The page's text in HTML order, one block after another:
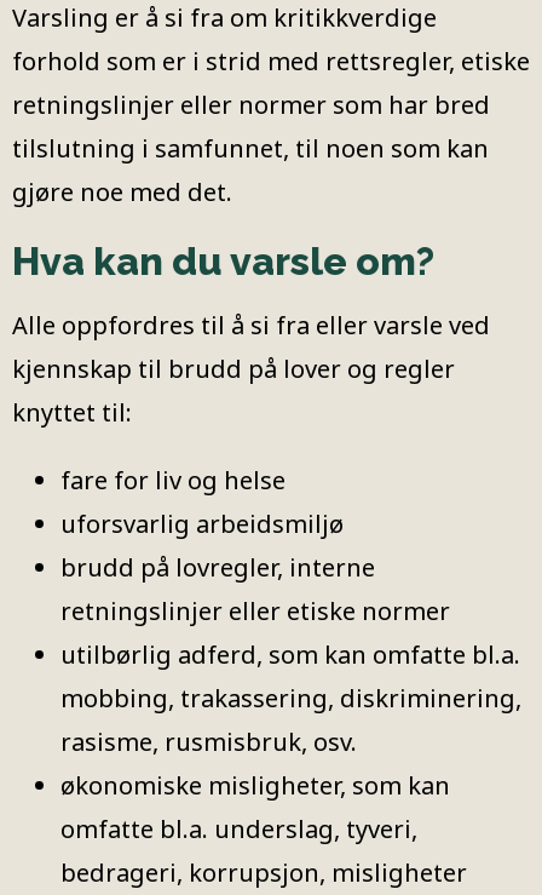
Varsling er å si fra om kritikkverdige
forhold som er i strid med rettsregler, etiske
retningslinjer eller normer som har bred
tilslutning i samfunnet, til noen som kan
gjøre noe med det.
Hva kan du varsle om?
Alle oppfordres til å si fra eller varsle ved
kjennskap til brudd på lover og regler
knyttet til:
fare for liv og helse
uforsvarlig arbeidsmiljø
brudd på lovregler, interne
retningslinjer eller etiske normer
utilbørlig adferd, som kan omfatte bl.a.
mobbing, trakassering, diskriminering,
rasisme, rusmisbruk, osv.
økonomiske misligheter, som kan
omfatte bl.a. underslag, tyveri,
bedrageri, korrupsjon, misligheter